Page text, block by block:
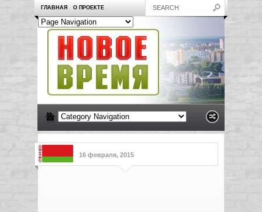
ГЛАВНАЯ О ПРОЕКТЕ
16 февраля, 2015